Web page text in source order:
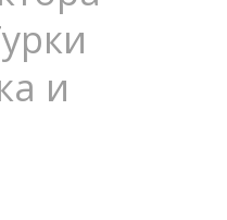
и